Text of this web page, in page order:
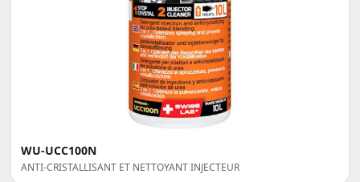
WU-UCC100N
ANTI-CRISTALLISANT ET NETTOYANT INJECTEUR